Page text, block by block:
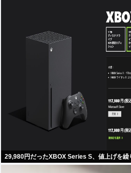
29,980円だったXBOX Series S、値上げを繰